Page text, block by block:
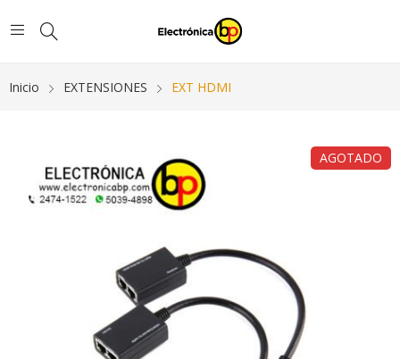
Inicio EXTENSIONES EXT HDMI
AGOTADO